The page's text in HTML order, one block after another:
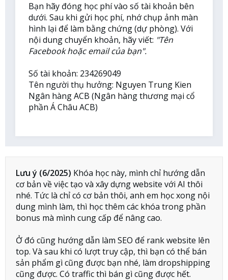
Bạn hãy đóng học phí vào số tài khoản bên
dưới. Sau khi gửi học phí, nhớ chụp ảnh màn
hình lại để làm bằng chứng (dự phòng). Với
nội dung chuyển khoản, hãy viết: "Tên
Facebook hoặc email của bạn".
Số tài khoản: 234269049
Tên người thụ hưởng: Nguyen Trung Kien
Ngân hàng ACB (Ngân hàng thương mại cổ
phần Á Châu ACB)
Lưu ý (6/2025) Khóa học này, mình chỉ hướng dẫn
cơ bản về việc tạo và xây dựng website với AI thôi
nhé. Tức là chỉ có cơ bản thôi, anh em học xong nội
dung mình làm, thì học thêm các khóa trong phần
bonus mà mình cung cấp để nâng cao.
Ở đó cũng hướng dẫn làm SEO để rank website lên
top. Và sau khi có lượt truy cập, thì bạn có thể bán
sản phẩm gì cũng được bạn nhé, làm dropshipping
cũng được. Có traffic thì bán gì cũng được hết.